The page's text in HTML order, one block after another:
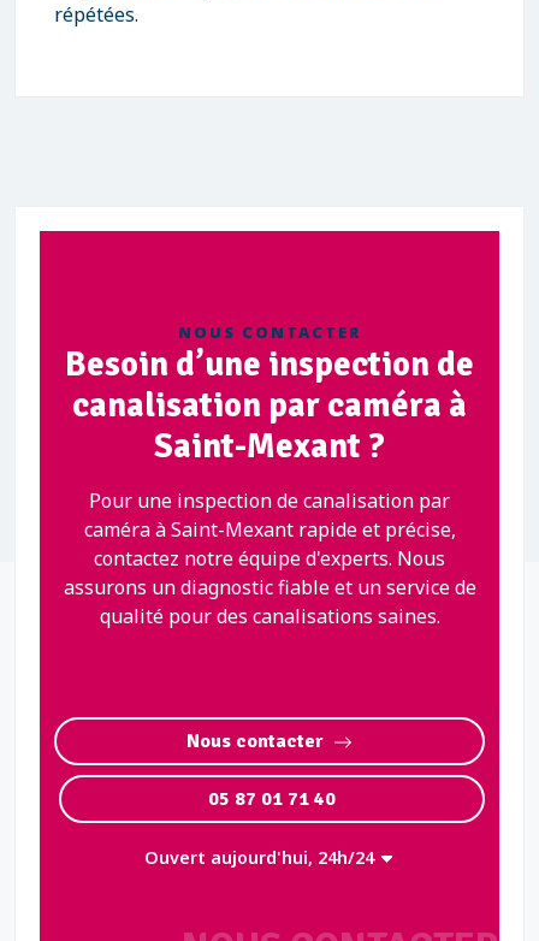
répétées.
NOUS CONTACTER
Besoin d’une inspection de
canalisation par caméra à
Saint-Mexant ?
Pour une inspection de canalisation par
caméra à Saint-Mexant rapide et précise,
contactez notre équipe d'experts. Nous
assurons un diagnostic fiable et un service de
qualité pour des canalisations saines.
Nous contacter
05 87 01 71 40
Ouvert aujourd'hui, 24h/24